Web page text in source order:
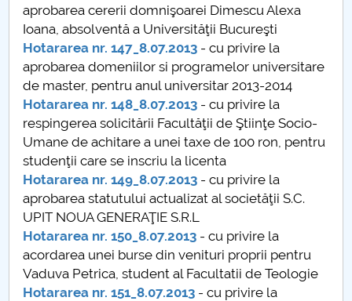
Comisie de etica unversitară
Evenimente CUP
Accesibilitate pentru studenții cu dizabilități
Raportul Conducerii Centrului Universitar Pitești
privind implementarea Planului Operațional 2020-
2024
Parteneri CUP
Centrul de Consiliere și Orientare în Carieră
Chestionar angajabilitate ALUMNI – UPB
aprobarea cererii domnişoarei Dimescu Alexa
Ioana, absolventă a Universităţii Bucureşti
Hotararea nr. 147_8.07.2013 - cu privire la
aprobarea domeniilor si programelor universitare
de master, pentru anul universitar 2013-2014
Hotararea nr. 148_8.07.2013 - cu privire la
respingerea solicitării Facultăţii de Ştiinţe Socio-
Umane de achitare a unei taxe de 100 ron, pentru
studenţii care se inscriu la licenta
Hotararea nr. 149_8.07.2013 - cu privire la
aprobarea statutului actualizat al societăţii S.C.
UPIT NOUA GENERAŢIE S.R.L
Hotararea nr. 150_8.07.2013 - cu privire la
acordarea unei burse din venituri proprii pentru
Vaduva Petrica, student al Facultatii de Teologie
Hotararea nr. 151_8.07.2013 - cu privire la